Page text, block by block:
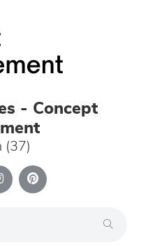
- Concept
(37)